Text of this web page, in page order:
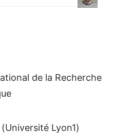
de la Recherche
Lyon1)